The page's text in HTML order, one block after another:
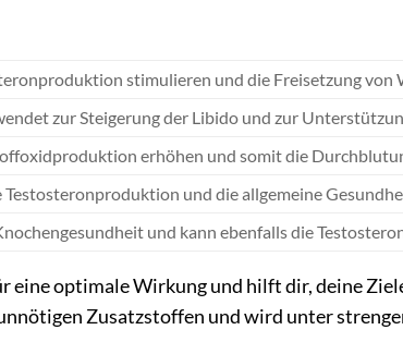
stimulieren und die Freisetzung von
zur Steigerung der Libido und zur
erhöhen und somit die
Testosteronproduktion und die allgemeine
und kann ebenfalls die
eine optimale Wirkung und hilft dir, deine
Zusatzstoffen und wird unter